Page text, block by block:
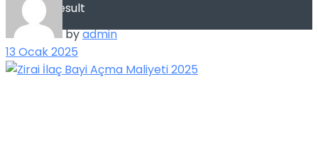
View All Result
byadmin
13 Ocak 2025